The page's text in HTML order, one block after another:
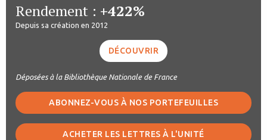
Rendement : +422%
Depuis sa création en 2012
DÉCOUVRIR
Déposées à la Bibliothèque Nationale de France
ABONNEZ-VOUS À NOS PORTEFEUILLES
ACHETER LES LETTRES À L'UNITÉ